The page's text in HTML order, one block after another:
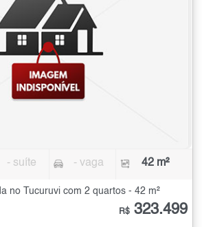
- suíte - vaga 42 m²
no Tucuruvi com 2 quartos - 42 m²
R$ 323.499